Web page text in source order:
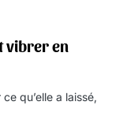
vibrer en
qu’elle a laissé,